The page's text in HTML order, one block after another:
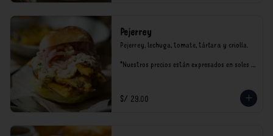
Pejerrey
Pejerrey, lechuga, tomate, tártara y criolla.
*Nuestros precios están expresados en soles e
S/ 29.00